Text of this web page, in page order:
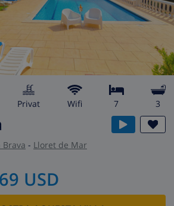
Privat wifi 7 3
Brava - Lloret de Mar
USD